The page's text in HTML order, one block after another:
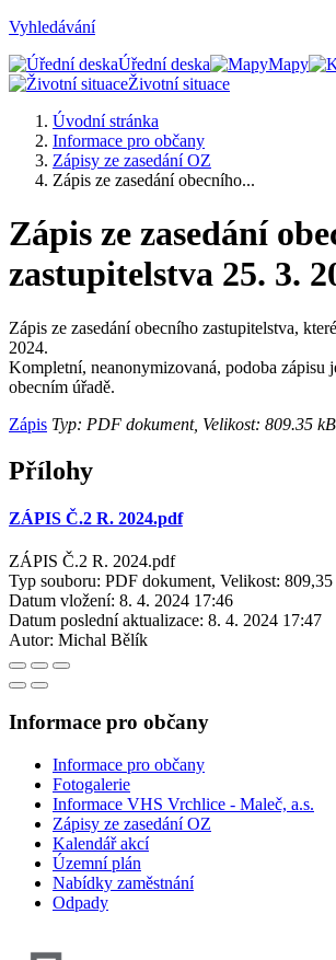
Vyhledávání
Úřední deska
Mapy
Životní situace
Úvodní stránka
Informace pro občany
Zápisy ze zasedání OZ
Zápis ze zasedání obecního...
Zápis ze zasedání
zastupitelstva 25. 3.
Zápis ze zasedání obecního zastupitelstva,
2024.
Kompletní, neanonymizovaná, podoba zápisu
obecním úřadě.
Zápis Typ: PDF dokument, Velikost: 809.35 kB
Přílohy
ZÁPIS Č.2 R. 2024.pdf
ZÁPIS Č.2 R. 2024.pdf
Typ souboru: PDF dokument, Velikost:
Datum vložení: 8. 4. 2024 17:46
Datum poslední aktualizace: 8. 4. 2024 17:47
Autor: Michal Bělík
Informace pro občany
Informace pro občany
Fotogalerie
Informace VHS Vrchlice - Maleč, a.s.
Zápisy ze zasedání OZ
Kalendář akcí
Územní plán
Nabídky zaměstnání
Odpady